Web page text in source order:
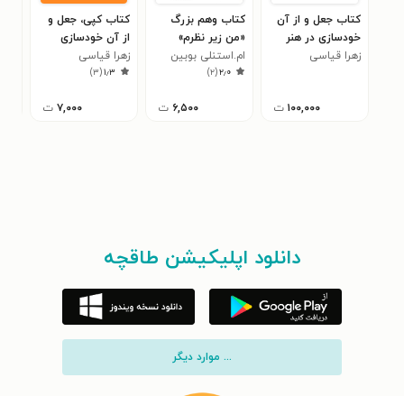
کتاب جعل و از آن
خودسازی در هنر
زهرا قیاسی
۱۰۰,۰۰۰ ت
کتاب وهم بزرگ
«من زیر نظرم»
ام.استنلی بوبین
۲٫۰(۲)
۶,۵۰۰ ت
کتاب کپی، جعل و
از آن خودسازی
زهرا قیاسی
۱٫۳(۳)
۷,۰۰۰ ت
دانلود اپلیکیشن طاقچه
... موارد دیگر